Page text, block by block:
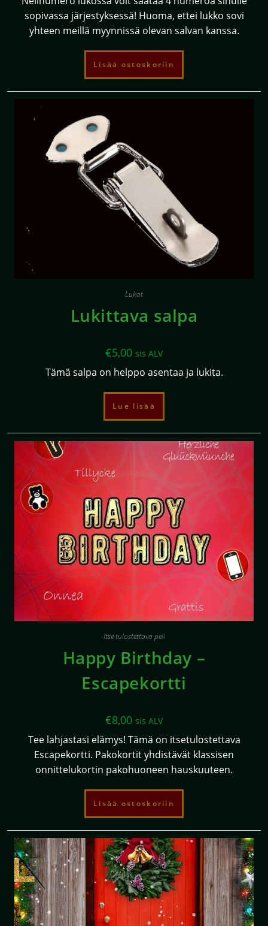
sopivassa järjestyksessä! Huoma, ettei lukko sovi
yhteen meillä myynnissä olevan salvan kanssa.
Lisää ostoskoriin
Lukot
Lukittava salpa
€5,00 sis ALV
Tämä salpa on helppo asentaa ja lukita.
Lue lisää
Itse tulostettava peli
Happy Birthday –
Escapekortti
€8,00 sis ALV
Tee lahjastasi elämys! Tämä on itsetulostettava
Escapekortti. Pakokortit yhdistävät klassisen
onnittelukortin pakohuoneen hauskuuteen.
Lisää ostoskoriin